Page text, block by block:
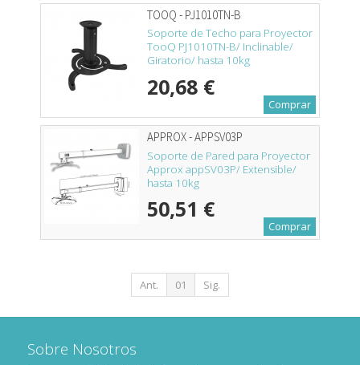
TOOQ - PJ1010TN-B
Soporte de Techo para Proyector
TooQ PJ1010TN-B/ Inclinable/
Giratorio/ hasta 10kg
20,68 €
Comprar
APPROX - APPSV03P
Soporte de Pared para Proyector
Approx appSV03P/ Extensible/
hasta 10kg
50,51 €
Comprar
Ant. 01 Sig.
Sobre Nosotros